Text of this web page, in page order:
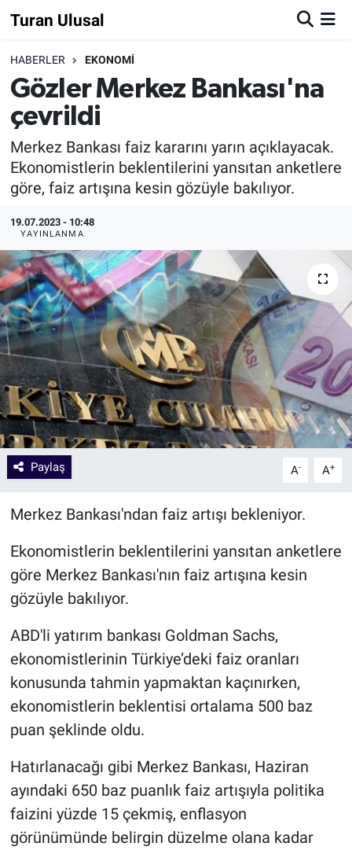
Turan Ulusal
HABERLER EKONOMİ
Gözler Merkez Bankası'na
çevrildi
Merkez Bankası faiz kararını yarın açıklayacak.
Ekonomistlerin beklentilerini yansıtan anketlere
göre, faiz artışına kesin gözüyle bakılıyor.
19.07.2023 - 10:48
YAYINLANMA
Paylaş A- A+
Merkez Bankası'ndan faiz artışı bekleniyor.
Ekonomistlerin beklentilerini yansıtan anketlere
göre Merkez Bankası'nın faiz artışına kesin
gözüyle bakılıyor.
ABD'li yatırım bankası Goldman Sachs,
ekonomistlerinin Türkiye’deki faiz oranları
konusunda tahmin yapmaktan kaçınırken,
ekonomistlerin beklentisi ortalama 500 baz
puan şeklinde oldu.
Hatırlanacağı gibi Merkez Bankası, Haziran
ayındaki 650 baz puanlık faiz artışıyla politika
faizini yüzde 15 çekmiş, enflasyon
görünümünde belirgin düzelme olana kadar